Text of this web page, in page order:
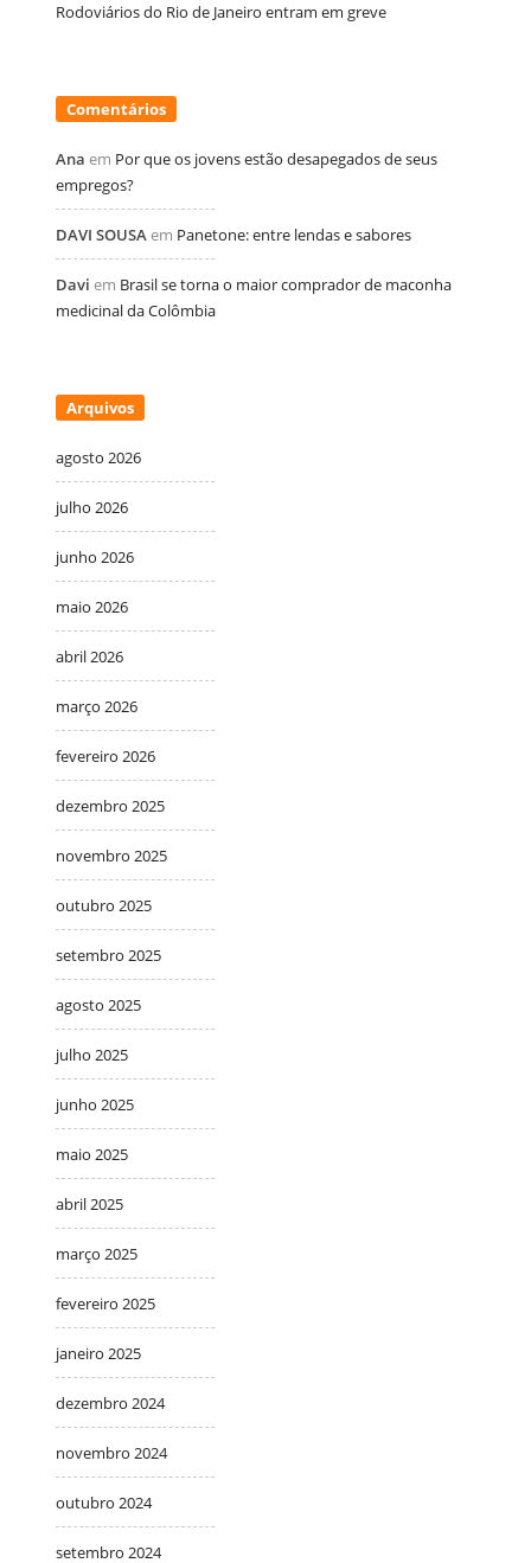
Rodoviários do Rio de Janeiro entram em greve
Comentários
Ana em Por que os jovens estão desapegados de seus
empregos?
DAVI SOUSAem Panetone: entre lendas e sabores
Davi em Brasil se torna o maior comprador de maconha
medicinal da Colômbia
Arquivos
agosto 2026
julho 2026
junho 2026
maio 2026
abril 2026
março 2026
fevereiro 2026
dezembro 2025
novembro 2025
outubro 2025
setembro 2025
agosto 2025
julho 2025
junho 2025
maio 2025
abril 2025
março 2025
fevereiro 2025
janeiro 2025
dezembro 2024
novembro 2024
outubro 2024
setembro 2024